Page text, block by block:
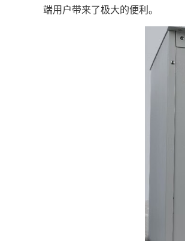
端用户带来了极大的便利。